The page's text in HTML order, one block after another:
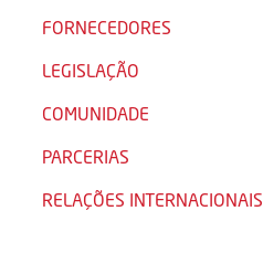
FORNECEDORES
LEGISLAÇÃO
COMUNIDADE
PARCERIAS
RELAÇÕES INTERNACIONAIS